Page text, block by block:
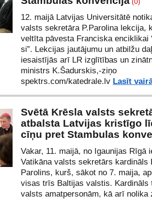
12. maijā Latvijas Universitātē
valsts sekretāra P.Parolina lekcija,
veltīta pāvesta Franciska enciklikai
si”. Lekcijas jautājumu un atbilžu
iesaistījās arī LR izglītības un
ministrs K.Šadurskis,-ziņo
spektrs.com/katedrale.lv Lasīt
Svētā Krēsla valsts
atbalsta Latvijas kristīgo
cīņu pret Stambulas
Vakar, 11. maijā, no Igaunijas Rīgā
Vatikāna valsts sekretārs kardināls
Parolins, kurš, sākot no 7. maija,
visas trīs Baltijas valstis. Kardināls
valsts amatpersonām, kā arī nolika